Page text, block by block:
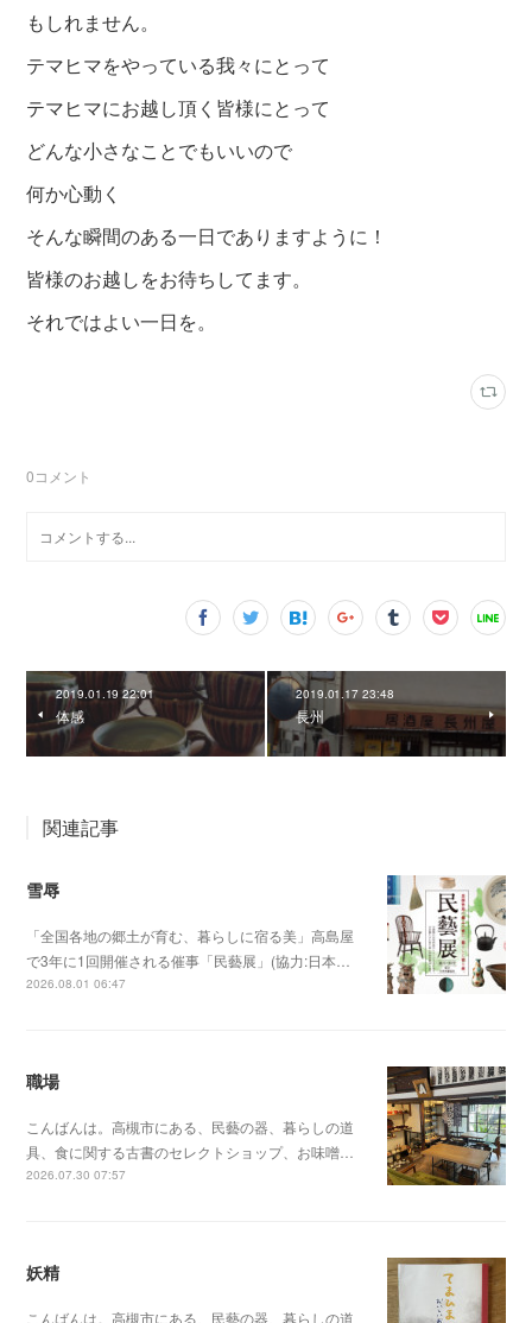
もしれません。
テマヒマをやっている我々にとって
テマヒマにお越し頂く皆様にとって
どんな小さなことでもいいので
何か心動く
そんな瞬間のある一日でありますように！
皆様のお越しをお待ちしてます。
それではよい一日を。
0コメント
2019.01.19 22:01
体感
2019.01.17 23:48
長州
関連記事
雪辱
「全国各地の郷土が育む、暮らしに宿る美」高島屋
で3年に1回開催される催事「民藝展」(協力:日本…
2026.08.01 06:47
職場
こんばんは。高槻市にある、民藝の器、暮らしの道
具、食に関する古書のセレクトショップ、お味噌…
2026.07.30 07:57
妖精
こんばんは。高槻市にある、民藝の器、暮らしの道